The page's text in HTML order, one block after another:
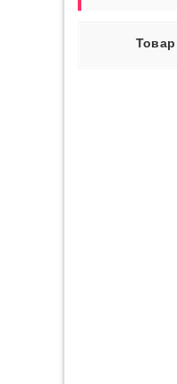
Товар